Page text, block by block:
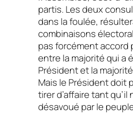
partis. Les deux
dans la foulée,
combinaisons
pas forcément accord
entre la majorité qui a
Président et la
Mais le Président doit
tirer d’affaire tant qu’il
désavoué par le